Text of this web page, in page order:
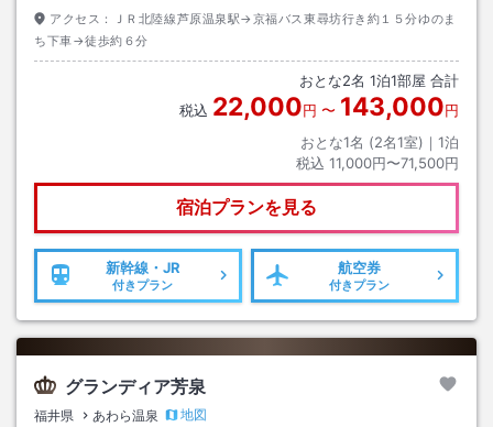
アクセス：
ＪＲ北陸線芦原温泉駅→京福バス東尋坊行き約１５分ゆのま
ち下車→徒歩約６分
おとな2名 1泊1部屋 合計
税込 22,000円 〜 143,000円
おとな1名 (2名1室)｜ 1泊
税込 11,000円〜71,500円
宿泊プランを見る
新幹線・JR
付きプラン
航空券
付きプラン
グランディア芳泉
福井県 あわら温泉
地図